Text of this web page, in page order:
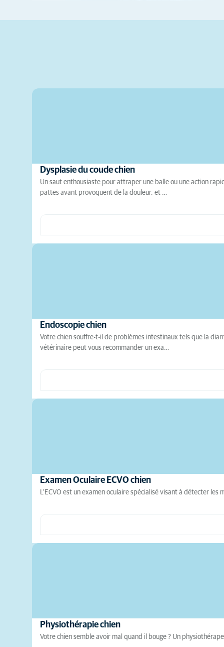
Dysplasie du coude chien
Un saut enthousiaste pour attraper une balle ou une action
pattes avant provoquent de la douleur, et …
Endoscopie chien
Votre chien souffre-t-il de problèmes intestinaux tels que la
vétérinaire peut vous recommander un exa…
Examen Oculaire ECVO chien
L'ECVO est un examen oculaire spécialisé visant à détecter
Physiothérapie chien
Votre chien semble avoir mal quand il bouge ? Un